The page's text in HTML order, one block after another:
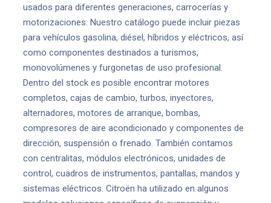
usados para diferentes generaciones, carrocerías y
motorizaciones. Nuestro catálogo puede incluir piezas
para vehículos gasolina, diésel, híbridos y eléctricos, así
como componentes destinados a turismos,
monovolúmenes y furgonetas de uso profesional.
Dentro del stock es posible encontrar motores
completos, cajas de cambio, turbos, inyectores,
alternadores, motores de arranque, bombas,
compresores de aire acondicionado y componentes de
dirección, suspensión o frenado. También contamos
con centralitas, módulos electrónicos, unidades de
control, cuadros de instrumentos, pantallas, mandos y
sistemas eléctricos. Citroën ha utilizado en algunos